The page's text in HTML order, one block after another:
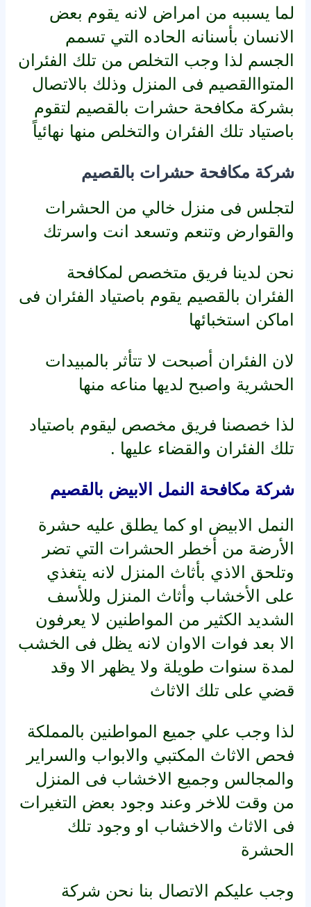
لما يسببه من امراض لانه يقوم بعض
الانسان بأسنانه الحاده التي تسمم
الجسم لذا وجب التخلص من تلك الفئران
المتواالقصيم فى المنزل وذلك بالاتصال
بشركة مكافحة حشرات بالقصيم لتقوم
باصتياد تلك الفئران والتخلص منها نهائياً
شركة مكافحة حشرات بالقصيم
لتجلس فى منزل خالي من الحشرات
والقوارض وتنعم وتسعد انت واسرتك
نحن لدينا فريق متخصص لمكافحة
الفئران بالقصيم يقوم باصتياد الفئران فى
اماكن استخبائها
لان الفئران أصبحت لا تتأثر بالمبيدات
الحشرية واصبح لديها مناعه منها
لذا خصصنا فريق مخصص ليقوم باصتياد
تلك الفئران والقضاء عليها .
شركة مكافحة النمل الابيض بالقصيم
النمل الابيض او كما يطلق عليه حشرة
الأرضة من أخطر الحشرات التي تضر
وتلحق الاذي بأثاث المنزل لانه يتغذي
على الأخشاب وأثاث المنزل وللأسف
الشديد الكثير من المواطنين لا يعرفون
الا بعد فوات الاوان لانه يظل فى الخشب
لمدة سنوات طويلة ولا يظهر الا وقد
قضي على تلك الاثاث
لذا وجب علي جميع المواطنين بالمملكة
فحص الاثاث المكتبي والابواب والسراير
والمجالس وجميع الاخشاب فى المنزل
من وقت للاخر وعند وجود بعض التغيرات
فى الاثاث والاخشاب او وجود تلك
الحشرة
وجب عليكم الاتصال بنا نحن شركة